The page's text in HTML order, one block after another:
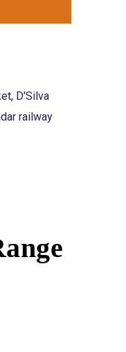
D'Silva
railway